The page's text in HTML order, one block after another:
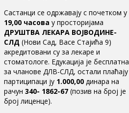
Састанци се одржавају с почетком у
19,00 часова у просторијама
ДРУШТВА ЛЕКАРА ВОЈВОДИНЕ-
СЛД (Нови Сад, Васе Стајића 9)
акредитовани су за лекаре и
стоматологе. Едукација је бесплатна
за чланове ДЛВ-СЛД, остали плаћају
партиципаци ју 1.000,00 динара на
рачун 340- 1862-67 (позив на број је
број лиценце).